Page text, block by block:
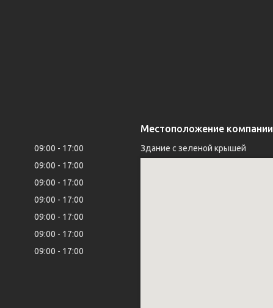
09:00
17:00
09:00
17:00
09:00
17:00
09:00
17:00
09:00
17:00
09:00
17:00
09:00 17:00
Местоположение компании
Здание с зеленой крышей